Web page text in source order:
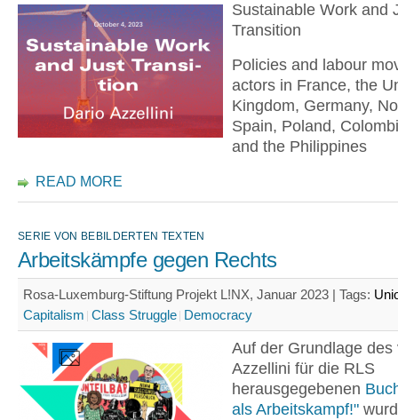
Sustainable Work and
Transition
Policies and labour
actors in France, the
Kingdom, Germany,
Spain, Poland,
and the Philippines
READ MORE
SERIE VON BEBILDERTEN TEXTEN
Arbeitskämpfe gegen Rechts
Rosa-Luxemburg-Stiftung Projekt L!NX, Januar 2023 | Tags:
Capitalism Class Struggle Democracy
Auf der Grundlage des
Azzellini für die RLS
herausgegebenen
als Arbeitskampf!"